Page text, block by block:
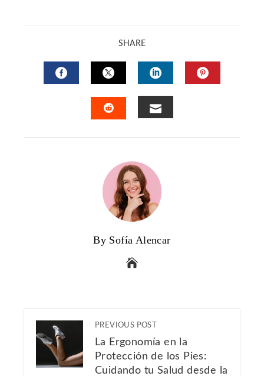
SHARE
FACEBOOKTWITTERLINKEDIN
By Sofía Alencar
PREVIOUS POST
La Ergonomía en la
Protección de los Pies:
Cuidando tu Salud desde la